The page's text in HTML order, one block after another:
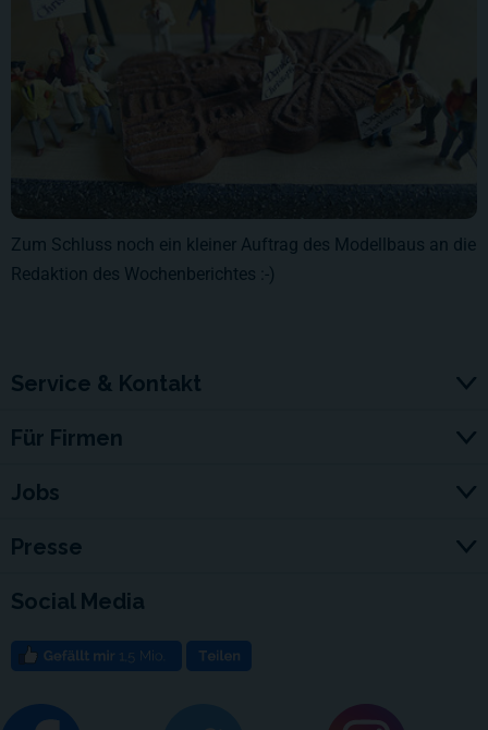
Zum Schluss noch ein kleiner Auftrag des Modellbaus an die
Redaktion des Wochenberichtes :-)
Service & Kontakt
Für Firmen
Jobs
Presse
Social Media